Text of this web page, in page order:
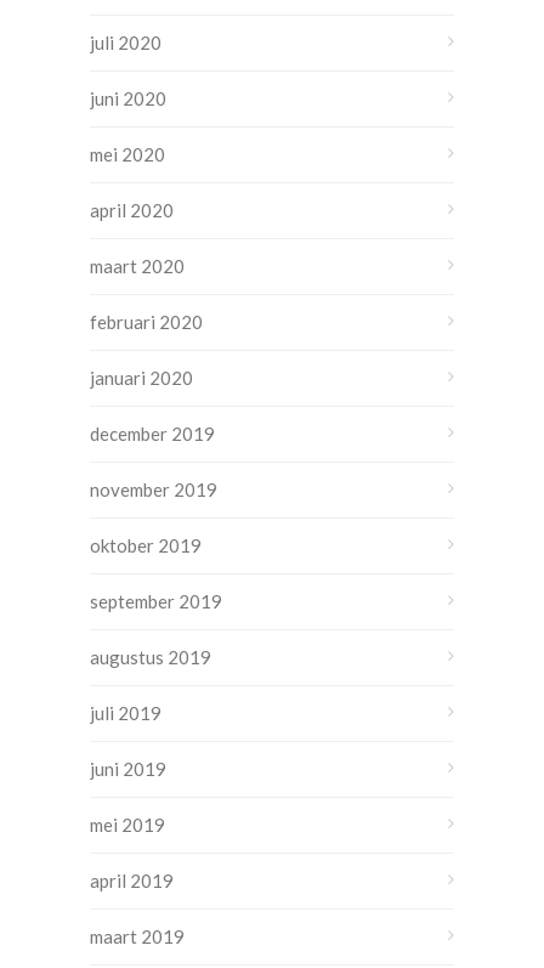
juli 2020
juni 2020
mei 2020
april 2020
maart 2020
februari 2020
januari 2020
december 2019
november 2019
oktober 2019
september 2019
augustus 2019
juli 2019
juni 2019
mei 2019
april 2019
maart 2019